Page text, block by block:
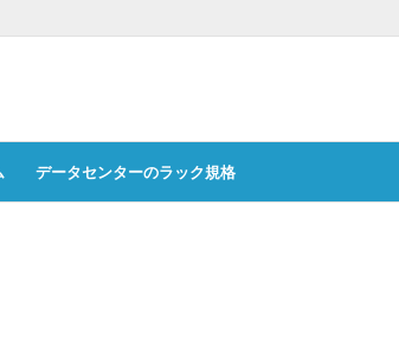
データセンターのラック規格